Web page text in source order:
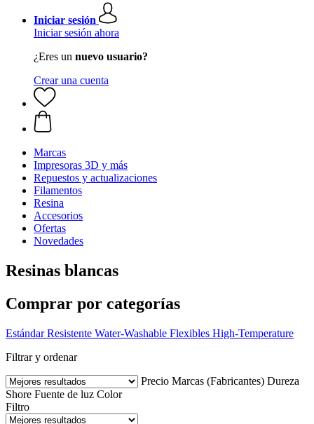
Iniciar sesión
Iniciar sesión ahora
¿Eres un nuevo usuario?
Crear una cuenta
Marcas
Impresoras 3D y más
Repuestos y actualizaciones
Filamentos
Resina
Accesorios
Ofertas
Novedades
Resinas blancas
Comprar por categorías
Estándar Resistente Water-Washable Flexibles High-Temperature
Filtrar y ordenar
Precio Marcas (Fabricantes) Dureza
Shore Fuente de luz Color
Filtro